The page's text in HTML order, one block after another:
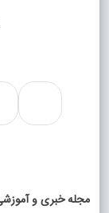
مجله خبری و